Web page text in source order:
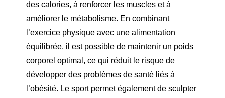
des calories, à renforcer les muscles et à
améliorer le métabolisme. En combinant
l’exercice physique avec une alimentation
équilibrée, il est possible de maintenir un poids
corporel optimal, ce qui réduit le risque de
développer des problèmes de santé liés à
l’obésité. Le sport permet également de sculpter